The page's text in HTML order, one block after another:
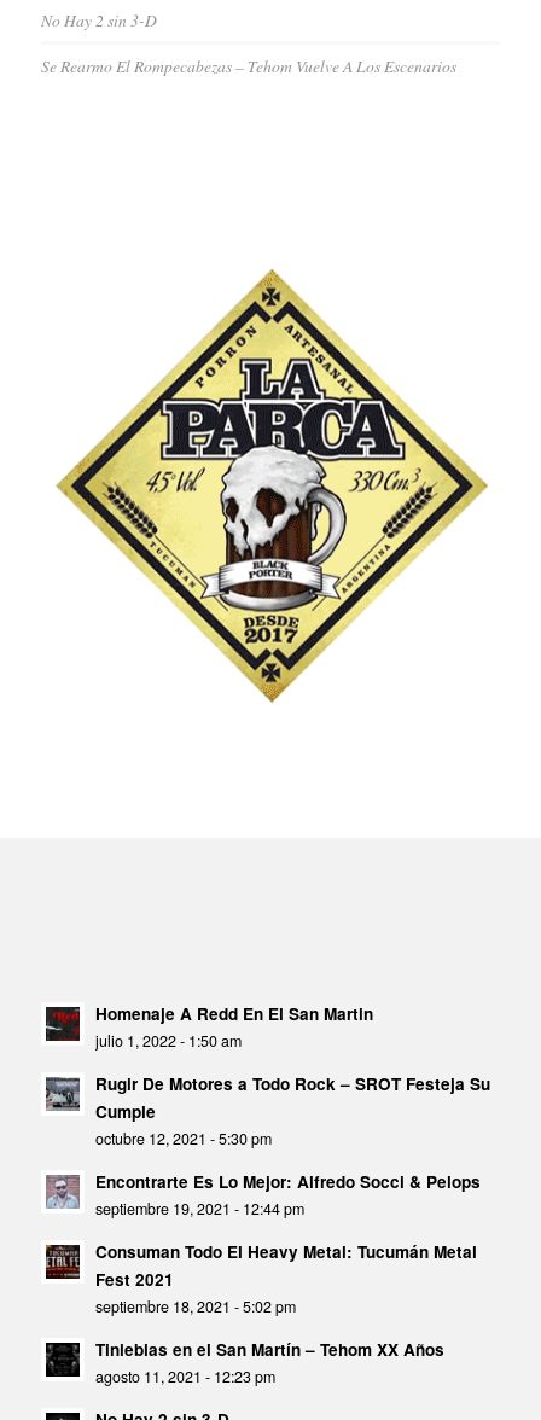
No Hay 2 sin 3-D
Se Rearmo El Rompecabezas – Tehom Vuelve A Los Escenarios
Homenaje A Redd En El San Martin
julio 1, 2022 - 1:50 am
Rugir De Motores a Todo Rock – SROT Festeja Su
Cumple
octubre 12, 2021 - 5:30 pm
Encontrarte Es Lo Mejor: Alfredo Socci & Pelops
septiembre 19, 2021 - 12:44 pm
Consuman Todo El Heavy Metal: Tucumán Metal
Fest 2021
septiembre 18, 2021 - 5:02 pm
Tinieblas en el San Martín – Tehom XX Años
agosto 11, 2021 - 12:23 pm